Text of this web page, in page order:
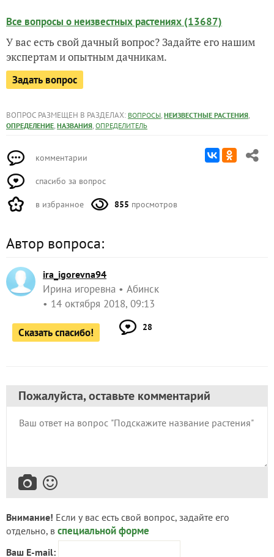
Все вопросы о неизвестных растениях (13687)
У вас есть свой дачный вопрос? Задайте его нашим
экспертам и опытным дачникам.
Задать вопрос
ВОПРОС РАЗМЕЩЕН В РАЗДЕЛАХ: ВОПРОСЫ, НЕИЗВЕСТНЫЕ РАСТЕНИЯ,
ОПРЕДЕЛЕНИЕ, НАЗВАНИЯ, ОПРЕДЕЛИТЕЛЬ
комментарии
спасибо за вопрос
в избранное 855 просмотров
Автор вопроса:
ira_igorevna94
Ирина игоревна
Абинск
14 октября 2018, 09:13
Сказать спасибо! 28
Пожалуйста, оставьте комментарий
Внимание! Если у вас есть свой вопрос, задайте его
отдельно, в специальной форме
Ваш E-mail: